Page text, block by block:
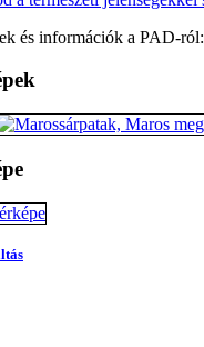
és információk a PAD-ról: